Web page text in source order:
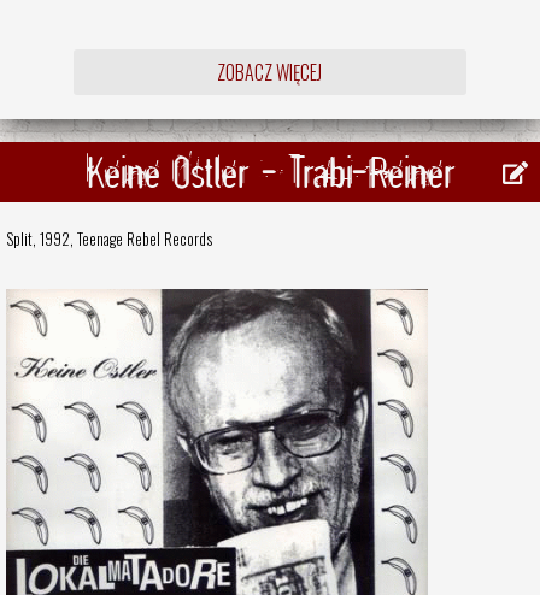
ZOBACZ WIĘCEJ
Keine Ostler - Trabi-Reiner
Split, 1992, Teenage Rebel Records